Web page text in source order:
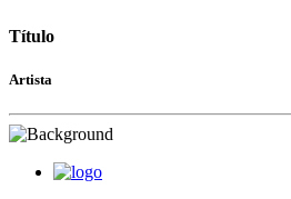
Título
Artista